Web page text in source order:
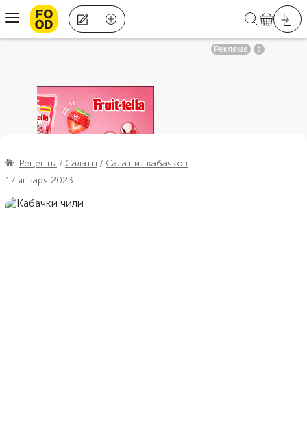
Рецепты Салаты
Салат из кабачков
17 января 2023